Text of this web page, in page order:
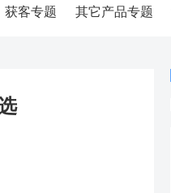
获客专题 其它产品专题